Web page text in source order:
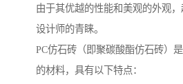
由于其优越的性能和美观的外观
设计师的青睐。
PC仿石砖（即聚碳酸酯仿石砖）
的材料，具有以下特点：